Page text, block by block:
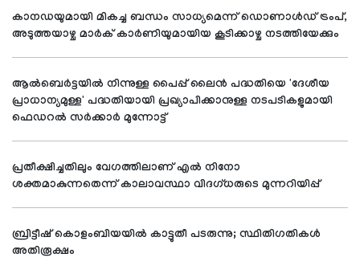
കാനഡയുമായി മികച്ച ബന്ധം സാധ്യമെന്ന് ഡൊണാള്‍ഡ് ട്രംപ്,
അടുത്തയാഴ്ച മാർക് കാർണിയുമായിയ കൂടിക്കാഴ്ച നടത്തിയേക്കും
ആൽബെർട്ടയിൽ നിന്നുള്ള പൈപ്പ് ലൈൻ പദ്ധതിയെ 'ദേശീയ
പ്രാധാന്യമുള്ള' പദ്ധതിയായി പ്രഖ്യാപിക്കാനുള്ള നടപടികളുമായി
ഫെഡറൽ സർക്കാർ മുന്നോട്ട്
പ്രതീക്ഷിച്ചതിലും വേഗത്തിലാണ് എൽ നിനോ
ശക്തമാകുന്നതെന്ന് കാലാവസ്ഥാ വിദഗ്ധരുടെ മുന്നറിയിപ്പ്
ബ്രിട്ടീഷ് കൊളംബിയയിൽ കാട്ടുതീ പടരുന്നു; സ്ഥിതിഗതികൾ
അതിരൂക്ഷം